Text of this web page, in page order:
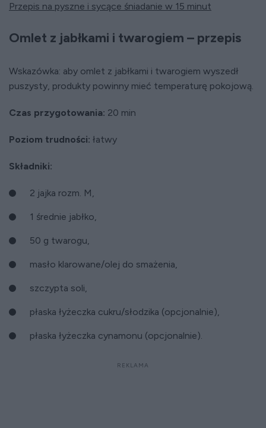
Przepis na pyszne i sycące śniadanie w 15 minut
Omlet z jabłkami i twarogiem – przepis
Wskazówka: aby omlet z jabłkami i twarogiem wyszedł
puszysty, produkty powinny mieć temperaturę pokojową.
Czas przygotowania: 20 min
Poziom trudności: łatwy
Składniki:
2 jajka rozm. M,
1 średnie jabłko,
50 g twarogu,
masło klarowane/olej do smażenia,
szczypta soli,
płaska łyżeczka cukru/słodzika (opcjonalnie),
płaska łyżeczka cynamonu (opcjonalnie).